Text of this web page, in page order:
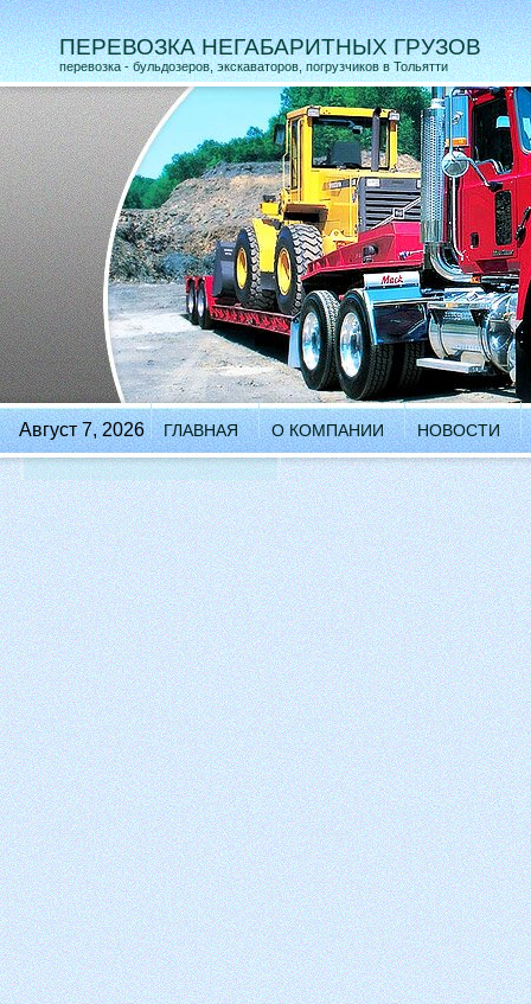
ПЕРЕВОЗКА НЕГАБАРИТНЫХ ГРУЗОВ
перевозка - бульдозеров, экскаваторов, погрузчиков в Тольятти
Август 7, 2026 ГЛАВНАЯ О КОМПАНИИ НОВОСТИ